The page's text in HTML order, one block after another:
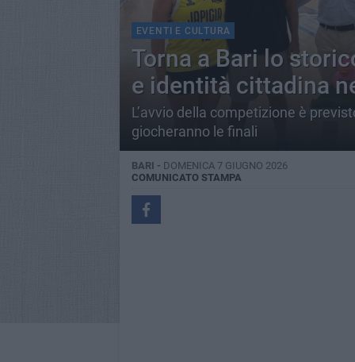
EVENTI E CULTURA
Torna a Bari lo
e identità cittadina
L’avvio della competizione è
giocheranno le finali
BARI - DOMENICA 7 GIUGNO 2026
COMUNICATO STAMPA